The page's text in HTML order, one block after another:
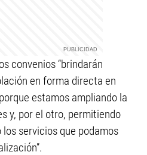
convenios “brindarán
en forma directa en
estamos ampliando la
y, por el otro, permitiendo
servicios que podamos